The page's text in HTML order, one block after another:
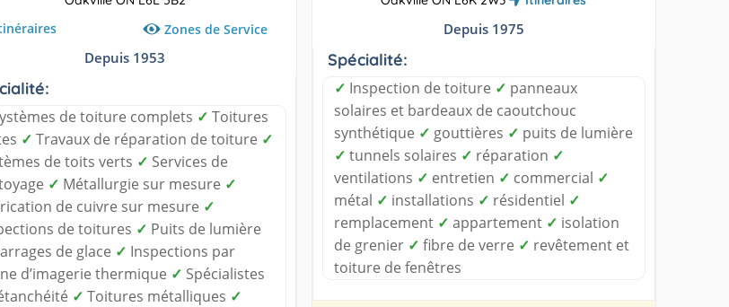
Zones de Service
Depuis 1953
de toiture complets ✓ Toitures
✓ Travaux de réparation de toiture ✓
de toits verts ✓ Services de
✓ Métallurgie sur mesure ✓
de cuivre sur mesure ✓
de toitures ✓ Puits de lumière
de glace ✓ Inspections par
d’imagerie thermique ✓ Spécialistes
✓ Toitures métalliques ✓
Depuis 1975
Spécialité:
✓ Inspection de toiture ✓ panneaux
solaires et bardeaux de caoutchouc
synthétique ✓ gouttières ✓ puits de lumière
✓ tunnels solaires ✓ réparation ✓
ventilations ✓ entretien ✓ commercial ✓
métal ✓ installations ✓ résidentiel ✓
remplacement ✓ appartement ✓ isolation
de grenier ✓ fibre de verre ✓ revêtement et
toiture de fenêtres